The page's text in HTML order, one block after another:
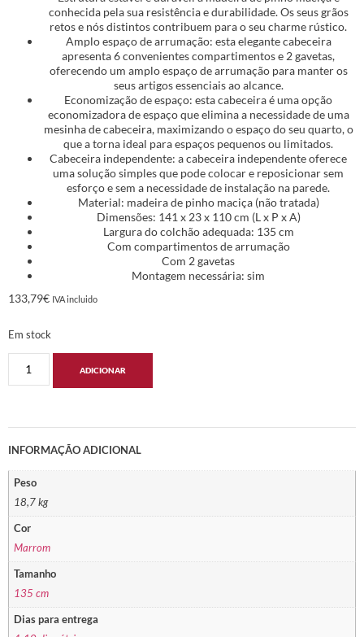
conhecida pela sua resistência e durabilidade. Os seus grãos
retos e nós distintos contribuem para o seu charme rústico.
Amplo espaço de arrumação: esta elegante cabeceira
apresenta 6 convenientes compartimentos e 2 gavetas,
oferecendo um amplo espaço de arrumação para manter os
seus artigos essenciais ao alcance.
Economização de espaço: esta cabeceira é uma opção
economizadora de espaço que elimina a necessidade de uma
mesinha de cabeceira, maximizando o espaço do seu quarto, o
que a torna ideal para espaços pequenos ou limitados.
Cabeceira independente: a cabeceira independente oferece
uma solução simples que pode colocar e reposicionar sem
esforço e sem a necessidade de instalação na parede.
Material: madeira de pinho maciça (não tratada)
Dimensões: 141 x 23 x 110 cm (L x P x A)
Largura do colchão adequada: 135 cm
Com compartimentos de arrumação
Com 2 gavetas
Montagem necessária: sim
133,79€ IVA incluido
Em stock
ADICIONAR
INFORMAÇÃO ADICIONAL
Peso
18,7 kg
Cor
Marrom
Tamanho
135 cm
Dias para entrega